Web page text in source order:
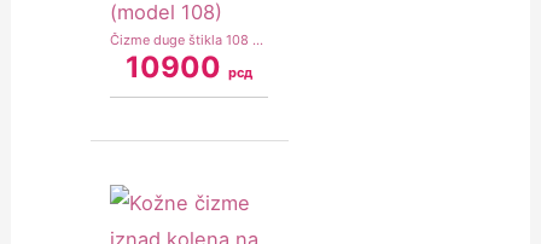
Čizme duge štikla 108 – Prirodna koža antilop – Deblja štikla – Bež (model 108)
10900рсд